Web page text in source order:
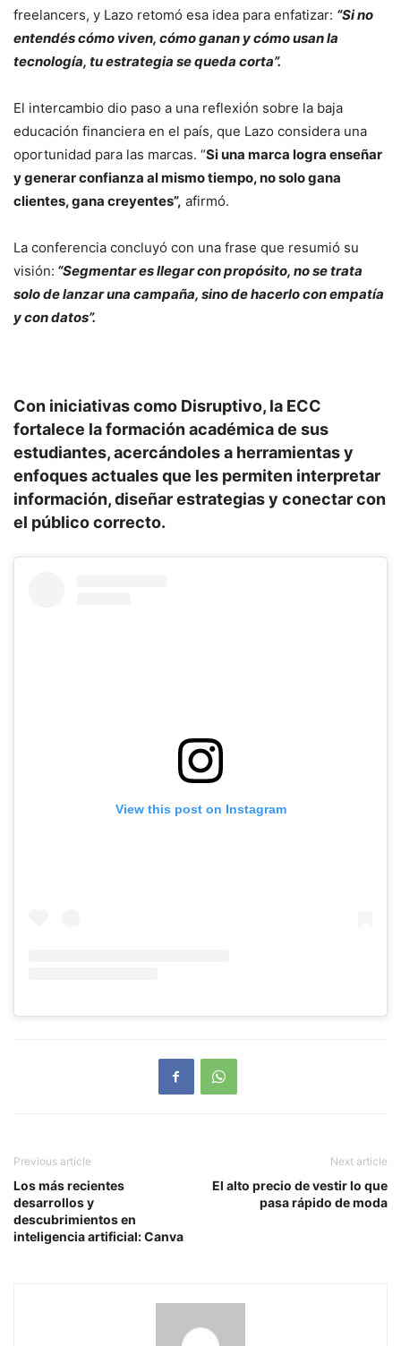
freelancers, y Lazo retomó esa idea para enfatizar: “Si no
entendés cómo viven, cómo ganan y cómo usan la
tecnología, tu estrategia se queda corta”.
El intercambio dio paso a una reflexión sobre la baja
educación financiera en el país, que Lazo considera una
oportunidad para las marcas. “Si una marca logra enseñar
y generar confianza al mismo tiempo, no solo gana
clientes, gana creyentes”, afirmó.
La conferencia concluyó con una frase que resumió su
visión: “Segmentar es llegar con propósito, no se trata
solo de lanzar una campaña, sino de hacerlo con empatía
y con datos”.
Con iniciativas como Disruptivo, la ECC
fortalece la formación académica de sus
estudiantes, acercándoles a herramientas y
enfoques actuales que les permiten interpretar
información, diseñar estrategias y conectar con
el público correcto.
View this post on Instagram
Previous article
Los más recientes
desarrollos y
descubrimientos en
inteligencia artificial: Canva
Next article
El alto precio de vestir lo que
pasa rápido de moda